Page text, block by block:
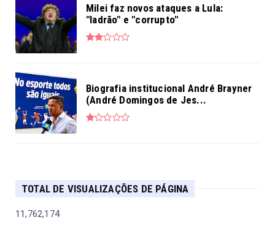
Milei faz novos ataques a Lula:
"ladrão" e "corrupto"
Biografia institucional André Brayner
(André Domingos de Jes...
TOTAL DE VISUALIZAÇÕES DE PÁGINA
11,762,174